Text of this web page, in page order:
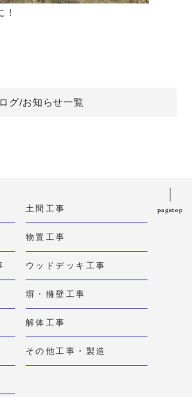
グ/お知らせ一覧
土間工事
物置工事
ウッドデッキ工事
塀・擁壁工事
解体工事
その他工事・製造
pagetop